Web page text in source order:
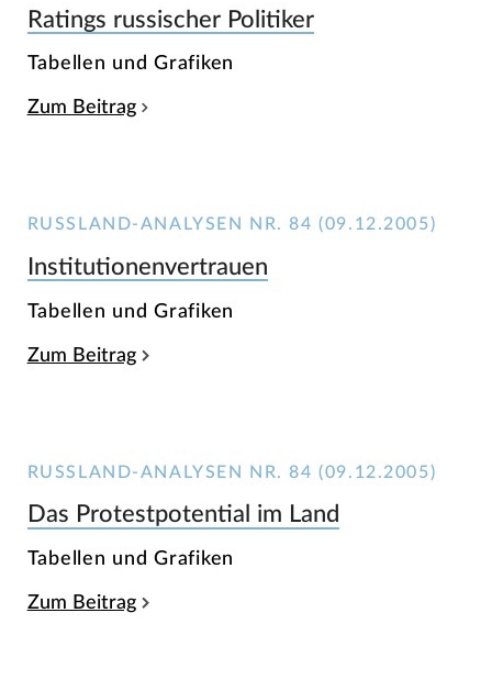
Ratings russischer Politiker
Tabellen und Grafiken
Zum Beitrag
RUSSLAND-ANALYSEN NR. 84 (09.12.2005)
Institutionenvertrauen
Tabellen und Grafiken
Zum Beitrag
RUSSLAND-ANALYSEN NR. 84 (09.12.2005)
Das Protestpotential im Land
Tabellen und Grafiken
Zum Beitrag